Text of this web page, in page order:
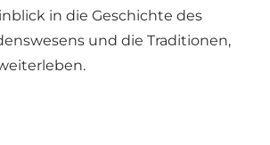
in die Geschichte des
und die Traditionen,